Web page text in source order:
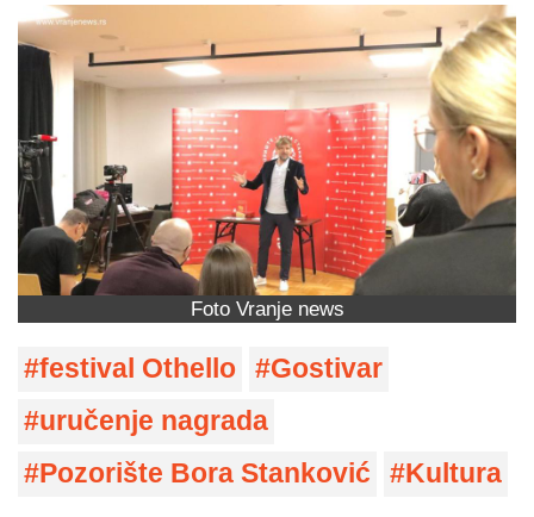
Foto Vranje news
festival Othello
Gostivar
uručenje nagrada
Pozorište Bora Stanković
Kultura